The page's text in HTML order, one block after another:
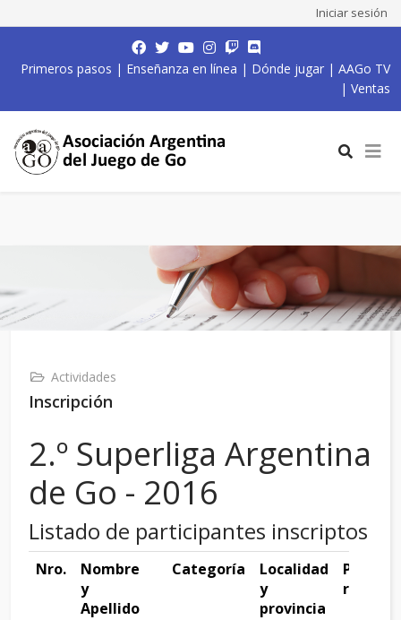
Iniciar sesión
Primeros pasos | Enseñanza en línea | Dónde jugar | AAGo TV
| Ventas
Actividades
Inscripción
2.º Superliga Argentina
de Go - 2016
Listado de participantes inscriptos
Nro.
Nombre
y
Apellido
Categoría
Localidad
y
provincia
País de